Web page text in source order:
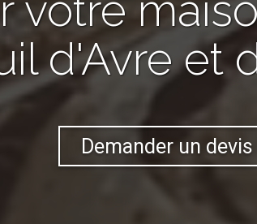
d'Avre et
Demander un devis